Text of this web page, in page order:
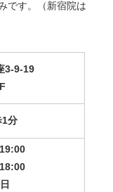
です。（新宿院は
3-9-19
1分